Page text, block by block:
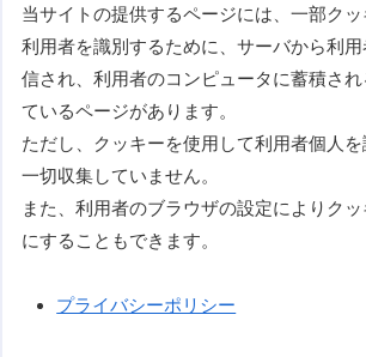
当サイトの提供するページには、一部ク
利用者を識別するために、サーバから利
信され、利用者のコンピュータに蓄積さ
ているページがあります。
ただし、クッキーを使用して利用者個人
一切収集していません。
また、利用者のブラウザの設定によりク
にすることもできます。
プライバシーポリシー